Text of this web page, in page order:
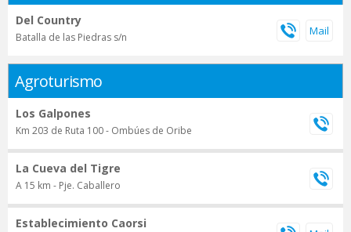
Del Country
Batalla de las Piedras s/n
Agroturismo
Los Galpones
Km 203 de Ruta 100 - Ombúes de Oribe
La Cueva del Tigre
A 15 km - Pje. Caballero
Establecimiento Caorsi